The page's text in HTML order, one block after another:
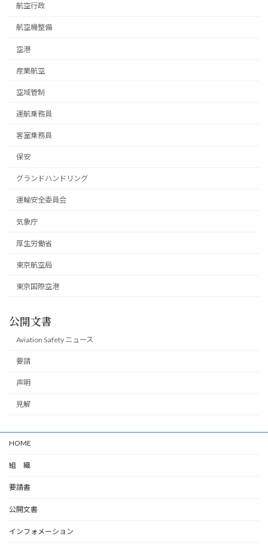
航空行政
航空機整備
空港
産業航空
空域管制
運航乗務員
客室乗務員
保安
グランドハンドリング
運輸安全委員会
気象庁
厚生労働省
東京航空局
東京国際空港
公開文書
Aviation Safety ニュース
要請
声明
見解
HOME
組 織
要請書
公開文書
インフォメーション